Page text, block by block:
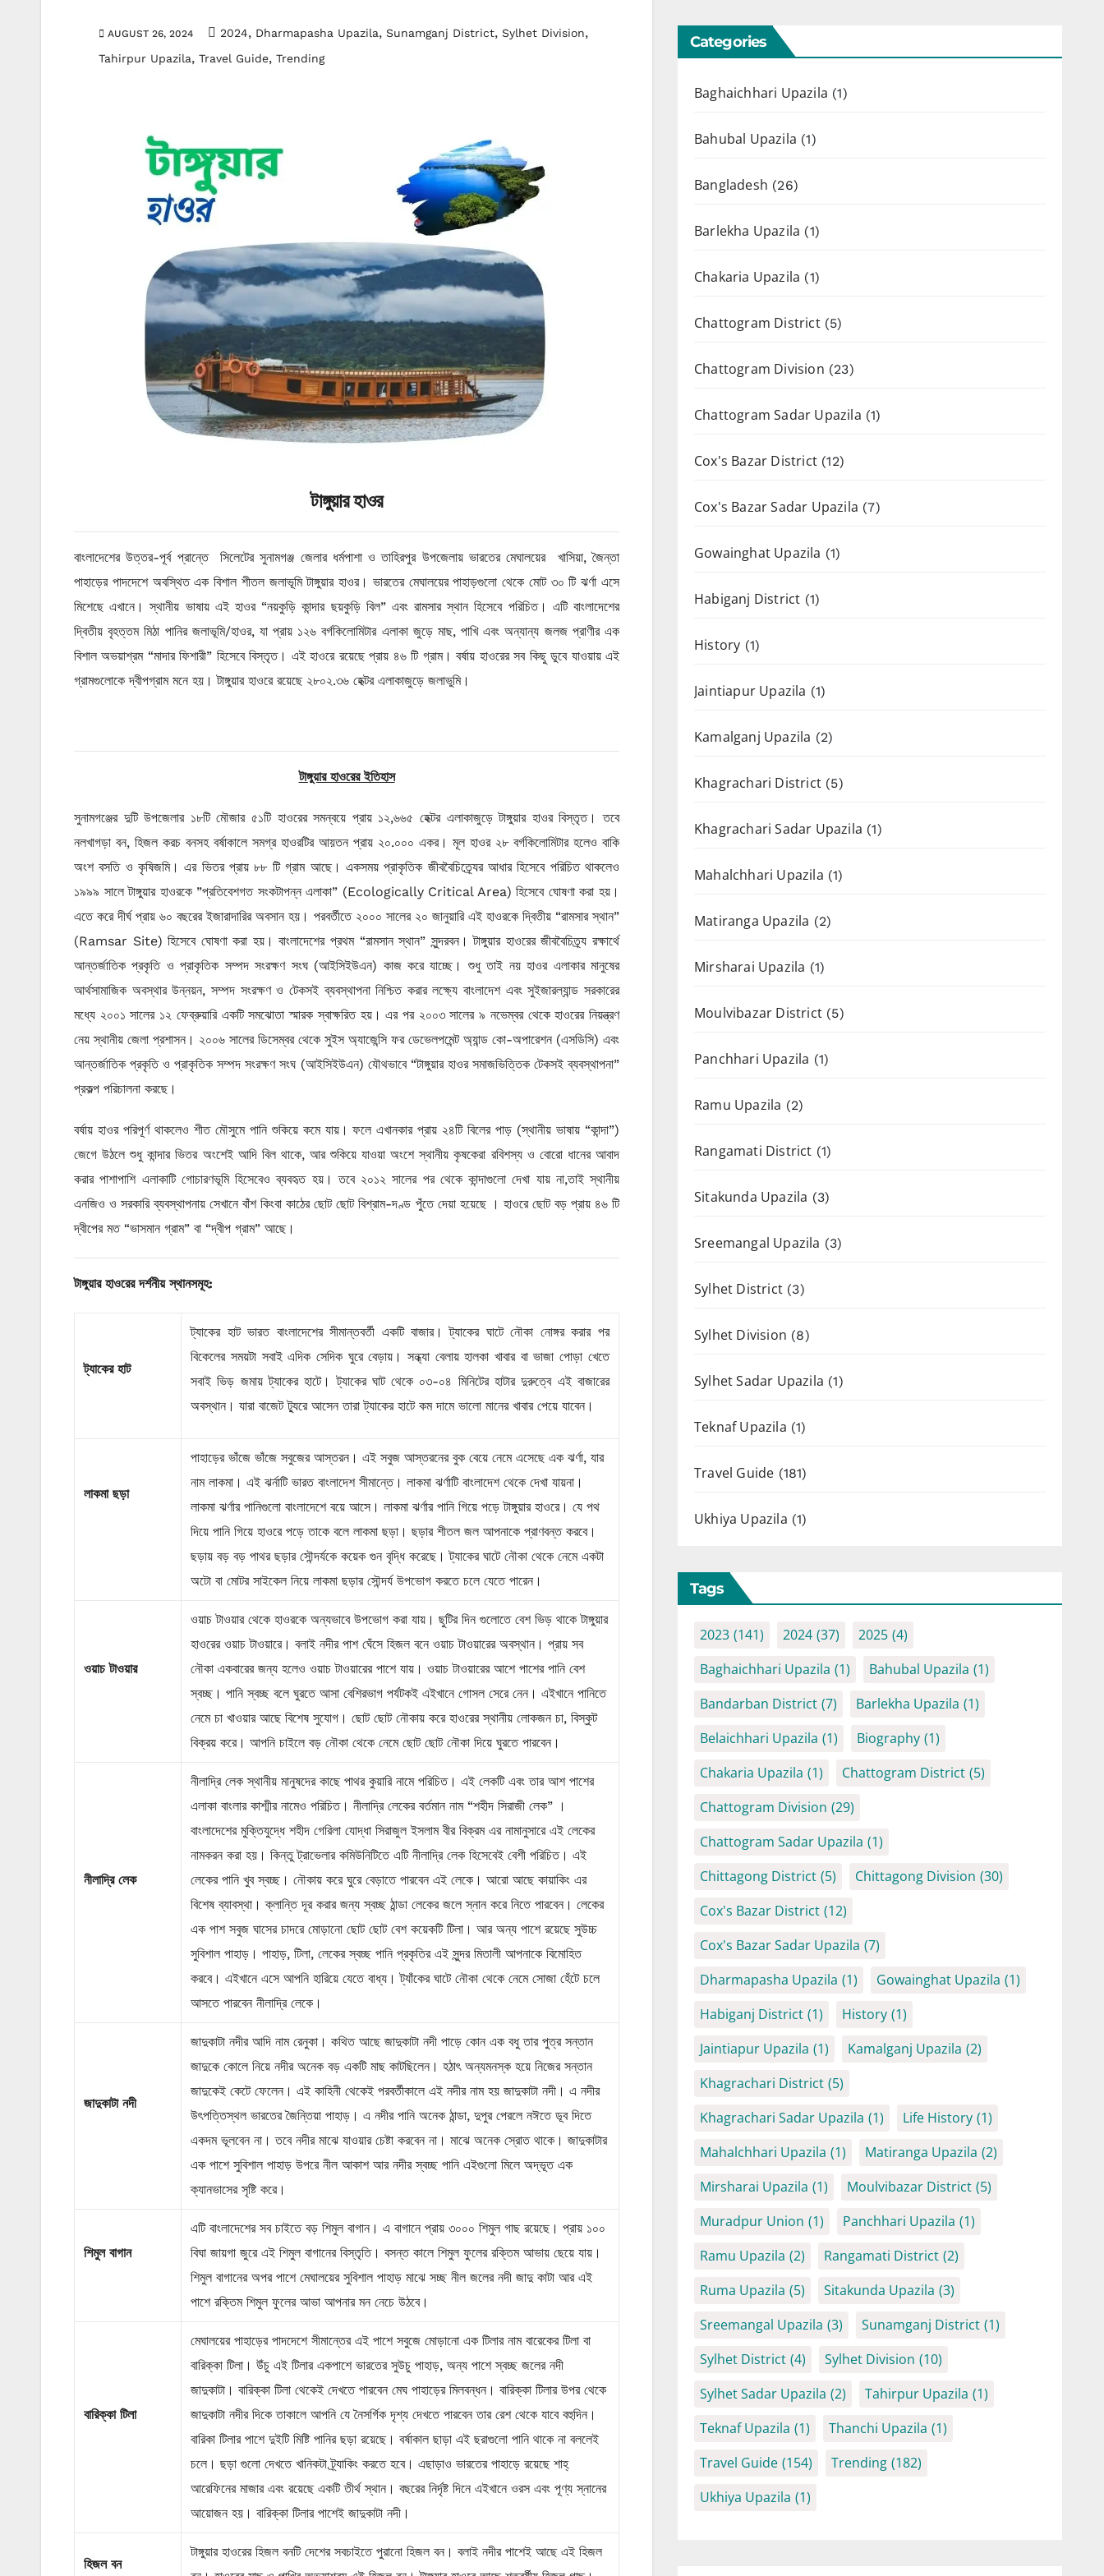
AUGUST 26, 2024 2024, Dharmapasha Upazila, Sunamganj District, Sylhet Division,
Tahirpur Upazila, Travel Guide, Trending
টাঙ্গুয়ার হাওর
বাংলাদেশের উত্তর-পূর্ব প্রান্তে সিলেটের সুনামগঞ্জ জেলার ধর্মপাশা ও তাহিরপুর উপজেলায় ভারতের মেঘালয়ের খাসিয়া, জৈন্তা
পাহাড়ের পাদদেশে অবস্থিত এক বিশাল শীতল জলাভূমি টাঙ্গুয়ার হাওর। ভারতের মেঘালয়ের পাহাড়গুলো থেকে মোট ৩০ টি ঝর্ণা এসে
মিশেছে এখানে। স্থানীয় ভাষায় এই হাওর “নয়কুড়ি কান্দার ছয়কুড়ি বিল” এবং রামসার স্থান হিসেবে পরিচিত। এটি বাংলাদেশের
দ্বিতীয় বৃহত্তম মিঠা পানির জলাভূমি/হাওর, যা প্রায় ১২৬ বর্গকিলোমিটার এলাকা জুড়ে মাছ, পাখি এবং অন্যান্য জলজ প্রাণীর এক
বিশাল অভয়াশ্রম “মাদার ফিশারী” হিসেবে বিস্তৃত। এই হাওরে রয়েছে প্রায় ৪৬ টি গ্রাম। বর্ষায় হাওরের সব কিছু ডুবে যাওয়ায় এই
গ্রামগুলোকে দ্বীপগ্রাম মনে হয়। টাঙ্গুয়ার হাওরে রয়েছে ২৮০২.৩৬ হেক্টর এলাকাজুড়ে জলাভুমি।
টাঙ্গুয়ার হাওরের ইতিহাস
সুনামগঞ্জের দুটি উপজেলার ১৮টি মৌজার ৫১টি হাওরের সমন্বয়ে প্রায় ১২,৬৬৫ হেক্টর এলাকাজুড়ে টাঙ্গুয়ার হাওর বিস্তৃত। তবে
নলখাগড়া বন, হিজল করচ বনসহ বর্ষাকালে সমগ্র হাওরটির আয়তন প্রায় ২০.০০০ একর। মূল হাওর ২৮ বর্গকিলোমিটার হলেও বাকি
অংশ বসতি ও কৃষিজমি। এর ভিতর প্রায় ৮৮ টি গ্রাম আছে। একসময় প্রাকৃতিক জীববৈচিত্র্যের আধার হিসেবে পরিচিত থাকলেও
১৯৯৯ সালে টাঙ্গুয়ার হাওরকে ”প্রতিবেশগত সংকটাপন্ন এলাকা” (Ecologically Critical Area) হিসেবে ঘোষণা করা হয়।
এতে করে দীর্ঘ প্রায় ৬০ বছরের ইজারাদারির অবসান হয়। পরবর্তীতে ২০০০ সালের ২০ জানুয়ারি এই হাওরকে দ্বিতীয় “রামসার স্থান”
(Ramsar Site) হিসেবে ঘোষণা করা হয়। বাংলাদেশের প্রথম “রামসান স্থান” সুন্দরবন। টাঙ্গুয়ার হাওরের জীববৈচিত্র্য রক্ষার্থে
আন্তর্জাতিক প্রকৃতি ও প্রাকৃতিক সম্পদ সংরক্ষণ সংঘ (আইসিইউএন) কাজ করে যাচ্ছে। শুধু তাই নয় হাওর এলাকার মানুষের
আর্থসামাজিক অবস্থার উন্নয়ন, সম্পদ সংরক্ষণ ও টেকসই ব্যবস্থাপনা নিশ্চিত করার লক্ষ্যে বাংলাদেশ এবং সুইজারল্যান্ড সরকারের
মধ্যে ২০০১ সালের ১২ ফেব্রুয়ারি একটি সমঝোতা স্মারক স্বাক্ষরিত হয়। এর পর ২০০৩ সালের ৯ নভেম্বর থেকে হাওরের নিয়ন্ত্রণ
নেয় স্থানীয় জেলা প্রশাসন। ২০০৬ সালের ডিসেম্বর থেকে সুইস অ্যাজেন্সি ফর ডেভেলপমেন্ট অ্যান্ড কো-অপারেশন (এসডিসি) এবং
আন্তর্জাতিক প্রকৃতি ও প্রাকৃতিক সম্পদ সংরক্ষণ সংঘ (আইসিইউএন) যৌথভাবে “টাঙ্গুয়ার হাওর সমাজভিত্তিক টেকসই ব্যবস্থাপনা”
প্রকল্প পরিচালনা করছে।
বর্ষায় হাওর পরিপূর্ণ থাকলেও শীত মৌসুমে পানি শুকিয়ে কমে যায়। ফলে এখানকার প্রায় ২৪টি বিলের পাড় (স্থানীয় ভাষায় “কান্দা”)
জেগে উঠলে শুধু কান্দার ভিতর অংশেই আদি বিল থাকে, আর শুকিয়ে যাওয়া অংশে স্থানীয় কৃষকেরা রবিশস্য ও বোরো ধানের আবাদ
করার পাশাপাশি এলাকাটি গোচারণভূমি হিসেবেও ব্যবহৃত হয়। তবে ২০১২ সালের পর থেকে কান্দাগুলো দেখা যায় না,তাই স্থানীয়
এনজিও ও সরকারি ব্যবস্থাপনায় সেখানে বাঁশ কিংবা কাঠের ছোট ছোট বিশ্রাম-দণ্ড পুঁতে দেয়া হয়েছে । হাওরে ছোট বড় প্রায় ৪৬ টি
দ্বীপের মত “ভাসমান গ্রাম” বা “দ্বীপ গ্রাম” আছে।
টাঙ্গুয়ার হাওরের দর্শনীয় স্থানসমূহ:
ট্যাকেরহাট
ট্যাকের হাট ভারত বাংলাদেশের সীমান্তবর্তী একটি বাজার। ট্যাকের ঘাটে নৌকা নোঙ্গর করার পর
বিকেলের সময়টা সবাই এদিক সেদিক ঘুরে বেড়ায়। সন্ধ্যা বেলায় হালকা খাবার বা ভাজা পোড়া খেতে
সবাই ভিড় জমায় ট্যাকের হাটে। ট্যাকের ঘাট থেকে ০৩-০৪ মিনিটের হাটার দুরুত্বে এই বাজারের
অবস্থান। যারা বাজেট ট্যুরে আসেন তারা ট্যাকের হাটে কম দামে ভালো মানের খাবার পেয়ে যাবেন।
লাকমা ছড়া
পাহাড়ের ভাঁজে ভাঁজে সবুজের আস্তরন। এই সবুজ আস্তরনের বুক বেয়ে নেমে এসেছে এক ঝর্ণা, যার
নাম লাকমা। এই ঝর্নাটি ভারত বাংলাদেশ সীমান্তে। লাকমা ঝর্ণাটি বাংলাদেশ থেকে দেখা যায়না।
লাকমা ঝর্ণার পানিগুলো বাংলাদেশে বয়ে আসে। লাকমা ঝর্ণার পানি গিয়ে পড়ে টাঙ্গুয়ার হাওরে। যে পথ
দিয়ে পানি গিয়ে হাওরে পড়ে তাকে বলে লাকমা ছড়া। ছড়ার শীতল জল আপনাকে প্রাণবন্ত করবে।
ছড়ায় বড় বড় পাথর ছড়ার সৌন্দর্যকে কয়েক গুন বৃদ্ধি করেছে। ট্যাকের ঘাটে নৌকা থেকে নেমে একটা
অটো বা মোটর সাইকেল নিয়ে লাকমা ছড়ার সৌন্দর্য উপভোগ করতে চলে যেতে পারেন।
ওয়াচ টাওয়ার
ওয়াচ টাওয়ার থেকে হাওরকে অন্যভাবে উপভোগ করা যায়। ছুটির দিন গুলোতে বেশ ভিড় থাকে টাঙ্গুয়ার
হাওরের ওয়াচ টাওয়ারে। বলাই নদীর পাশ ঘেঁসে হিজল বনে ওয়াচ টাওয়ারের অবস্থান। প্রায় সব
নৌকা একবারের জন্য হলেও ওয়াচ টাওয়ারের পাশে যায়। ওয়াচ টাওয়ারের আশে পাশের পানি বেশ
স্বচ্ছ। পানি স্বচ্ছ বলে ঘুরতে আসা বেশিরভাগ পর্যটকই এইখানে গোসল সেরে নেন। এইখানে পানিতে
নেমে চা খাওয়ার আছে বিশেষ সুযোগ। ছোট ছোট নৌকায় করে হাওরের স্থানীয় লোকজন চা, বিস্কুট
বিক্রয় করে। আপনি চাইলে বড় নৌকা থেকে নেমে ছোট ছোট নৌকা দিয়ে ঘুরতে পারবেন।
নীলাদ্রি লেক
নীলাদ্রি লেক স্থানীয় মানুষদের কাছে পাথর কুয়ারি নামে পরিচিত। এই লেকটি এবং তার আশ পাশের
এলাকা বাংলার কাশ্মীর নামেও পরিচিত। নীলাদ্রি লেকের বর্তমান নাম “শহীদ সিরাজী লেক” ।
বাংলাদেশের মুক্তিযুদ্ধে শহীদ গেরিলা যোদ্ধা সিরাজুল ইসলাম বীর বিক্রম এর নামানুসারে এই লেকের
নামকরন করা হয়। কিন্তু ট্রাভেলার কমিউনিটিতে এটি নীলাদ্রি লেক হিসেবেই বেশী পরিচিত। এই
লেকের পানি খুব স্বচ্ছ। নৌকায় করে ঘুরে বেড়াতে পারবেন এই লেকে। আরো আছে কায়াকিং এর
বিশেষ ব্যাবস্থা। ক্লান্তি দূর করার জন্য স্বচ্ছ ঠান্ডা লেকের জলে স্নান করে নিতে পারবেন। লেকের
এক পাশ সবুজ ঘাসের চাদরে মোড়ানো ছোট ছোট বেশ কয়েকটি টিলা। আর অন্য পাশে রয়েছে সুউচ্চ
সুবিশাল পাহাড়। পাহাড়, টিলা, লেকের স্বচ্ছ পানি প্রকৃতির এই সুন্দর মিতালী আপনাকে বিমোহিত
করবে। এইখানে এসে আপনি হারিয়ে যেতে বাধ্য। ট্যাঁকের ঘাটে নৌকা থেকে নেমে সোজা হেঁটে চলে
আসতে পারবেন নীলাদ্রি লেকে।
জাদুকাটা নদী
জাদুকাটা নদীর আদি নাম রেনুকা। কথিত আছে জাদুকাটা নদী পাড়ে কোন এক বধু তার পুত্র সন্তান
জাদুকে কোলে নিয়ে নদীর অনেক বড় একটি মাছ কাটছিলেন। হঠাৎ অন্যমনস্ক হয়ে নিজের সন্তান
জাদুকেই কেটে ফেলেন। এই কাহিনী থেকেই পরবর্তীকালে এই নদীর নাম হয় জাদুকাটা নদী। এ নদীর
উৎপত্তিস্থল ভারতের জৈন্তিয়া পাহাড়। এ নদীর পানি অনেক ঠান্ডা, দুপুর পেরলে নঈতে ডূব দিতে
একদম ভূলবেন না। তবে নদীর মাঝে যাওয়ার চেষ্টা করবেন না। মাঝে অনেক স্রোত থাকে। জাদুকাটার
এক পাশে সুবিশাল পাহাড় উপরে নীল আকাশ আর নদীর স্বচ্ছ পানি এইগুলো মিলে অদ্ভূত এক
ক্যানভাসের সৃষ্টি করে।
শিমুল বাগান
এটি বাংলাদেশের সব চাইতে বড় শিমুল বাগান। এ বাগানে প্রায় ৩০০০ শিমুল গাছ রয়েছে। প্রায় ১০০
বিঘা জায়গা জুরে এই শিমুল বাগানের বিস্তৃতি। বসন্ত কালে শিমুল ফুলের রক্তিম আভায় ছেয়ে যায়।
শিমুল বাগানের অপর পাশে মেঘালয়ের সুবিশাল পাহাড় মাঝে সচ্ছ নীল জলের নদী জাদু কাটা আর এই
পাশে রক্তিম শিমুল ফুলের আভা আপনার মন নেচে উঠবে।
বারিক্কা টিলা
মেঘালয়ের পাহাড়ের পাদদেশে সীমান্তের এই পাশে সবুজে মোড়ানো এক টিলার নাম বারেকের টিলা বা
বারিক্কা টিলা। উঁচু এই টিলার একপাশে ভারতের সুউচু পাহাড়, অন্য পাশে স্বচ্ছ জলের নদী
জাদুকাটা। বারিক্কা টিলা থেকেই দেখতে পারবেন মেঘ পাহাড়ের মিলবন্ধন। বারিক্কা টিলার উপর থেকে
জাদুকাটা নদীর দিকে তাকালে আপনি যে নৈসর্গিক দৃশ্য দেখতে পারবেন তার রেশ থেকে যাবে বহুদিন।
বারিকা টিলার পাশে দুইটি মিষ্টি পানির ছড়া রয়েছে। বর্ষাকাল ছাড়া এই ছরাগুলো পানি থাকে না বললেই
চলে। ছড়া গুলো দেখতে খানিকটা ট্র্যাকিং করতে হবে। এছাড়াও ভারতের পাহাড়ে রয়েছে শাহ্
আরেফিনের মাজার এবং রয়েছে একটি তীর্থ স্থান। বছরের নির্দৃষ্ট দিনে এইখানে ওরস এবং পূণ্য স্নানের
আয়োজন হয়। বারিক্কা টিলার পাশেই জাদুকাটা নদী।
হিজল বন
টাঙ্গুয়ার হাওরের হিজল বনটি দেশের সবচাইতে পুরানো হিজল বন। বলাই নদীর পাশেই আছে এই হিজল
Categories
Baghaichhari Upazila (1)
Bahubal Upazila (1)
Bangladesh (26)
Barlekha Upazila (1)
Chakaria Upazila (1)
Chattogram District(5)
Chattogram Division (23)
Chattogram Sadar Upazila (1)
Cox's Bazar District (12)
Cox's Bazar Sadar Upazila (7)
Gowainghat Upazila (1)
Habiganj District (1)
History (1)
Jaintiapur Upazila (1)
Kamalganj Upazila (2)
Khagrachari District (5)
Khagrachari Sadar Upazila (1)
Mahalchhari Upazila (1)
Matiranga Upazila (2)
Mirsharai Upazila (1)
Moulvibazar District (5)
Panchhari Upazila (1)
Ramu Upazila (2)
Rangamati District (1)
Sitakunda Upazila (3)
Sreemangal Upazila (3)
Sylhet District (3)
Sylhet Division (8)
Sylhet Sadar Upazila (1)
Teknaf Upazila (1)
Travel Guide (181)
Ukhiya Upazila (1)
Tags
2023 (141) 2024 (37) 2025 (4)
Baghaichhari Upazila (1) Bahubal Upazila (1)
Bandarban District (7) Barlekha Upazila (1)
Belaichhari Upazila (1) Biography (1)
Chakaria Upazila (1) Chattogram District (5)
Chattogram Division (29)
Chattogram Sadar Upazila (1)
Chittagong District (5) Chittagong Division (30)
Cox's Bazar District (12)
Cox's Bazar Sadar Upazila (7)
Dharmapasha Upazila (1) Gowainghat Upazila (1)
Habiganj District (1) History (1)
Jaintiapur Upazila (1) Kamalganj Upazila (2)
Khagrachari District (5)
Khagrachari Sadar Upazila (1) Life History (1)
Mahalchhari Upazila (1) Matiranga Upazila (2)
Mirsharai Upazila (1) Moulvibazar District (5)
Muradpur Union (1) Panchhari Upazila (1)
Ramu Upazila (2) Rangamati District (2)
Ruma Upazila (5) Sitakunda Upazila (3)
Sreemangal Upazila (3) Sunamganj District (1)
Sylhet District (4) Sylhet Division (10)
Sylhet Sadar Upazila (2) Tahirpur Upazila (1)
Teknaf Upazila (1) Thanchi Upazila (1)
Travel Guide (154) Trending (182)
Ukhiya Upazila (1)